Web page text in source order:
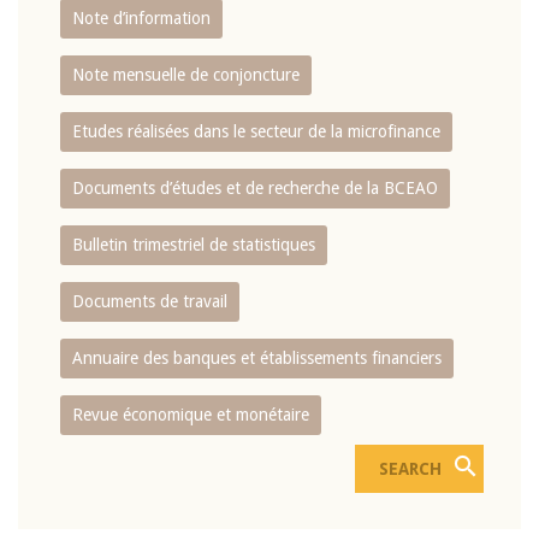
Note d’information
Note mensuelle de conjoncture
Etudes réalisées dans le secteur de la microfinance
Documents d’études et de recherche de la BCEAO
Bulletin trimestriel de statistiques
Documents de travail
Annuaire des banques et établissements financiers
Revue économique et monétaire